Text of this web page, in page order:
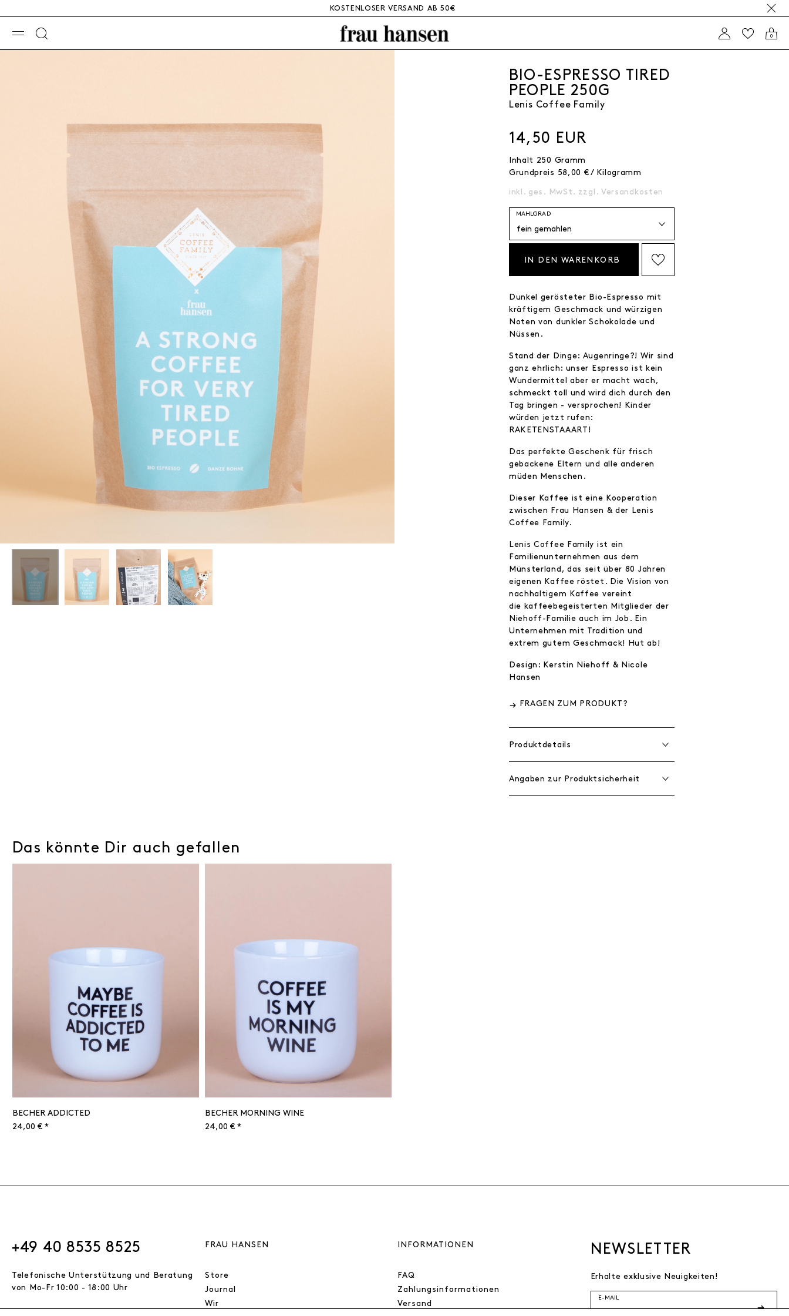
KOSTENLOSER VERSAND AB 50€
0
BIO-ESPRESSO TIRED
PEOPLE 250G
Lenis Coffee Family
14,50 EUR
Inhalt 250 Gramm
Grundpreis
58,00 € / Kilogramm
inkl. ges. MwSt. zzgl. Versandkosten
MAHLGRAD
IN DEN WARENKORB
Dunkel gerösteter Bio-Espresso mit
kräftigem Geschmack und würzigen
Noten von dunkler Schokolade und
Nüssen.
Stand der Dinge: Augenringe?! Wir sind
ganz ehrlich: unser Espresso ist kein
Wundermittel aber er macht wach,
schmeckt toll und wird dich durch den
Tag bringen - versprochen! Kinder
würden jetzt rufen:
RAKETENSTAAART!
Das perfekte Geschenk für frisch
gebackene Eltern und alle anderen
müden Menschen.
Dieser Kaffee ist eine Kooperation
zwischen Frau Hansen & der Lenis
Coffee Family.
Lenis Coffee Family ist ein
Familienunternehmen aus dem
Münsterland, das seit über 80 Jahren
eigenen Kaffee röstet. Die Vision von
nachhaltigem Kaffee vereint
die kaffeebegeisterten Mitglieder der
Niehoff-Familie auch im Job. Ein
Unternehmen mit Tradition und
extrem gutem Geschmack! Hut ab!
Design: Kerstin Niehoff & Nicole
Hansen
FRAGEN ZUM PRODUKT?
Produktdetails
Angaben zur Produktsicherheit
Das könnte Dir auch gefallen
BECHER ADDICTED
24,00 € *
BECHER MORNING WINE
24,00 € *
+49 40 8535 8525
Telefonische Unterstützung und Beratung
von Mo-Fr 10:00 - 18:00 Uhr
FRAU HANSEN
Store
Journal
Wir
INFORMATIONEN
FAQ
Zahlungsinformationen
Versand
NEWSLETTER
Erhalte exklusive Neuigkeiten!
E-MAIL